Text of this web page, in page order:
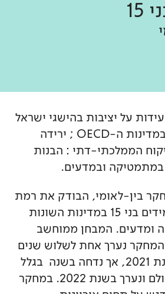
על יציבות בהישגי ישראל
לצד ירידות חדות במדינות ה-OECD ; ירידה
הממלכתי-דתי : הבנות
במתמטיקה ובמדעים.
בין-לאומי, הבודק את רמת
האוריינות של תלמידים בני 15 במדינות השונות
ומדעים. המבחן ממוחשב
המחקר נערך אחת לשלוש שנים
ותוכנן להיערך בשנת 2021, אך נדחה בשנה בגלל
מגפת הקורונה בעולם ונערך בשנת 2022. במחקר